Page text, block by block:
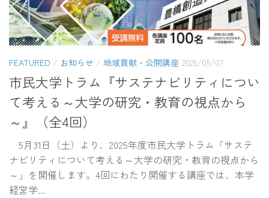
FEATURED / お知らせ / 地域貢献・公開講座 2025/05/07
市民大学トラム『サステナビリティについ
て考える～大学の研究・教育の視点から
～』（全4回）
5月31日（土）より、2025年度市民大学トラム「サステ
ナビリティについて考える～大学の研究・教育の視点から
～」を開催します。4回にわたり開催する講座では、本学
経営学...